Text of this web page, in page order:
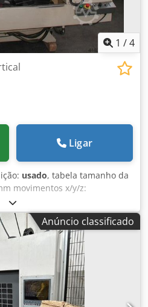
1 /4
Ligar
usado, tabela tamanho da
movimentos x/y/z:
do eixo: BT 30 ISA
eixo de 450mm,
6-6000 rpm número
carruagens: 10000-5
y/z 25/20 m/min eixo rígido:
400 peso V kW: 2600 kg
Anúncio classificado